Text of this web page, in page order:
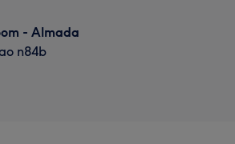
- Almada
n84b